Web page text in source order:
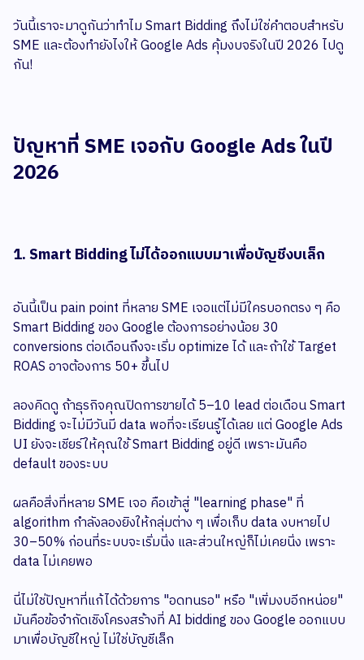
วันนี้เราจะมาดูกันว่าทำไม Smart Bidding ถึงไม่ใช่คำตอบสำหรับ
SME และต้องทำยังไงให้ Google Ads คุ้มงบจริงในปี 2026 ไปดู
กัน!
ปัญหาที่ SME เจอกับ Google Ads ในปี
2026
1. Smart Bidding ไม่ได้ออกแบบมาเพื่อบัญชีงบเล็ก
อันนี้เป็น pain point ที่หลาย SME เจอแต่ไม่มีใครบอกตรง ๆ คือ
Smart Bidding ของ Google ต้องการอย่างน้อย 30
conversions ต่อเดือนถึงจะเริ่ม optimize ได้ และถ้าใช้ Target
ROAS อาจต้องการ 50+ ขึ้นไป
ลองคิดดู ถ้าธุรกิจคุณปิดการขายได้ 5–10 lead ต่อเดือน Smart
Bidding จะไม่มีวันมี data พอที่จะเรียนรู้ได้เลย แต่ Google Ads
UI ยังจะเชียร์ให้คุณใช้ Smart Bidding อยู่ดี เพราะมันคือ
default ของระบบ
ผลคือสิ่งที่หลาย SME เจอ คือเข้าสู่ "learning phase" ที่
algorithm กำลังลองยิงให้กลุ่มต่าง ๆ เพื่อเก็บ data งบหายไป
30–50% ก่อนที่ระบบจะเริ่มนิ่ง และส่วนใหญ่ก็ไม่เคยนิ่ง เพราะ
data ไม่เคยพอ
นี่ไม่ใช่ปัญหาที่แก้ได้ด้วยการ "อดทนรอ" หรือ "เพิ่มงบอีกหน่อย"
มันคือข้อจำกัดเชิงโครงสร้างที่ AI bidding ของ Google ออกแบบ
มาเพื่อบัญชีใหญ่ ไม่ใช่บัญชีเล็ก